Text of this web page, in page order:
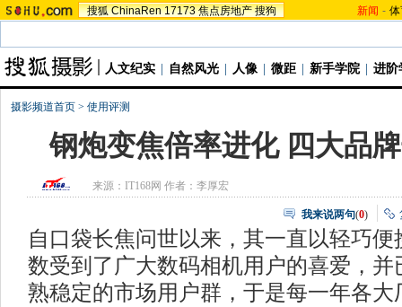
搜狐 ChinaRen 17173 焦点房地产 搜狗 新闻 -
人文纪实 自然风光 人像 微距 新手学院 进阶
摄影频道首页 > 使用评测
钢炮变焦倍率进化 四大品
来源： IT168网 作者：李厚宏
我来说两句(0)
自口袋长焦问世以来，其一直以轻巧
数受到了广大数码相机用户的喜爱，并
熟稳定的市场用户群，于是每一年各大